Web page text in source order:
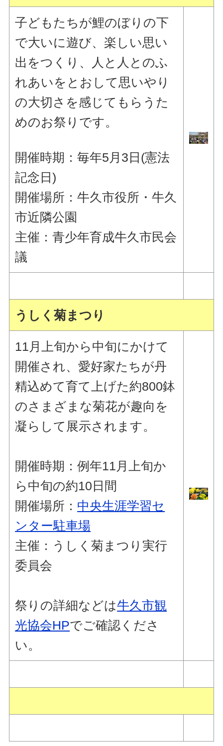
子どもたちが鯉のぼりの下
で大いに遊び、楽しい思い
出をつくり、人と人とのふ
れあいをとおして思いやり
の大切さを感じてもらうた
めのお祭りです。
開催時期：毎年5月3日(憲法
記念日)
開催場所：牛久市役所・牛久
市近隣公園
主催：青少年育成牛久市民会
議
うしく菊まつり
11月上旬から中旬にかけて
開催され、愛好家たちが丹
精込めて育て上げた約800鉢
のさまざまな菊花が趣向を
凝らして展示されます。
開催時期：例年11月上旬か
ら中旬の約10日間
開催場所： 中央生涯学習セ
ンター駐車場
主催：うしく菊まつり実行
委員会
祭りの詳細などは牛久市観
光協会HPでご確認くださ
い。